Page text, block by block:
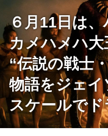
６月11日は
カメハメハ大
“伝説の戦士
物語をジェ
スケールでド